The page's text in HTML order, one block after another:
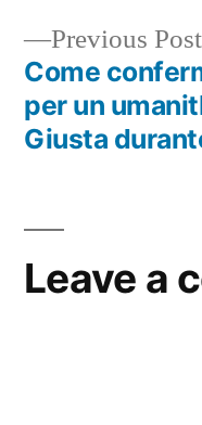
Previous Post
Come
per un
Giusta
Leave a